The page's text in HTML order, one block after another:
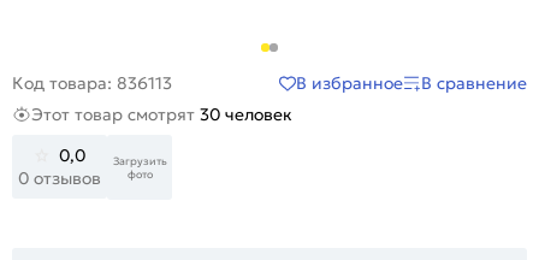
Код товара: 836113 В избранное
В сравнение
Этот товар смотрят 30 человек
0,0
0 отзывов
Загрузить
фото